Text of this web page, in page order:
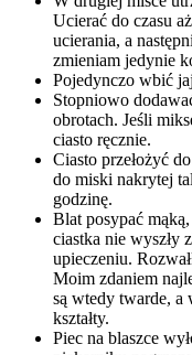
Ucierać do czasu
ucierania, a
zmieniam jedynie
Pojedynczo wbić
Stopniowo
obrotach. Jeśli
ciasto ręcznie.
Ciasto przełożyć
do miski nakrytej
godzinę.
Blat posypać
ciastka nie wyszły
upieczeniu.
Moim zdaniem
są wtedy twarde,
kształty.
Piec na blaszce